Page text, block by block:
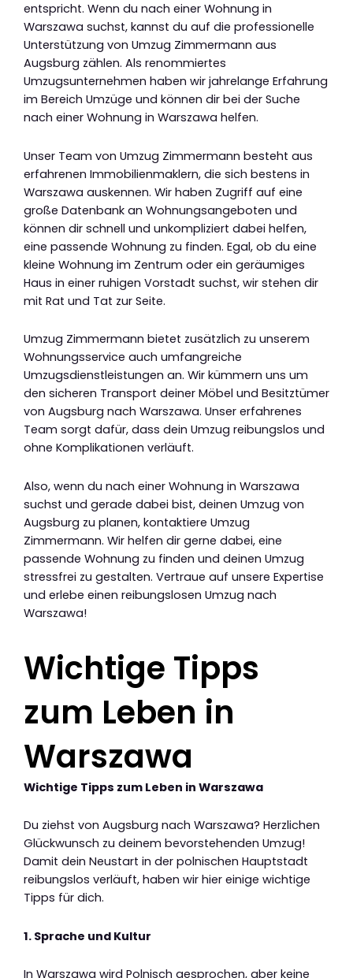
entspricht. Wenn du nach einer Wohnung in
Warszawa suchst, kannst du auf die professionelle
Unterstützung von Umzug Zimmermann aus
Augsburg zählen. Als renommiertes
Umzugsunternehmen haben wir jahrelange Erfahrung
im Bereich Umzüge und können dir bei der Suche
nach einer Wohnung in Warszawa helfen.
Unser Team von Umzug Zimmermann besteht aus
erfahrenen Immobilienmaklern, die sich bestens in
Warszawa auskennen. Wir haben Zugriff auf eine
große Datenbank an Wohnungsangeboten und
können dir schnell und unkompliziert dabei helfen,
eine passende Wohnung zu finden. Egal, ob du eine
kleine Wohnung im Zentrum oder ein geräumiges
Haus in einer ruhigen Vorstadt suchst, wir stehen dir
mit Rat und Tat zur Seite.
Umzug Zimmermann bietet zusätzlich zu unserem
Wohnungsservice auch umfangreiche
Umzugsdienstleistungen an. Wir kümmern uns um
den sicheren Transport deiner Möbel und Besitztümer
von Augsburg nach Warszawa. Unser erfahrenes
Team sorgt dafür, dass dein Umzug reibungslos und
ohne Komplikationen verläuft.
Also, wenn du nach einer Wohnung in Warszawa
suchst und gerade dabei bist, deinen Umzug von
Augsburg zu planen, kontaktiere Umzug
Zimmermann. Wir helfen dir gerne dabei, eine
passende Wohnung zu finden und deinen Umzug
stressfrei zu gestalten. Vertraue auf unsere Expertise
und erlebe einen reibungslosen Umzug nach
Warszawa!
Wichtige Tipps
zum Leben in
Warszawa
Wichtige Tipps zum Leben in Warszawa
Du ziehst von Augsburg nach Warszawa? Herzlichen
Glückwunsch zu deinem bevorstehenden Umzug!
Damit dein Neustart in der polnischen Hauptstadt
reibungslos verläuft, haben wir hier einige wichtige
Tipps für dich.
1. Sprache und Kultur
In Warszawa wird Polnisch gesprochen, aber keine